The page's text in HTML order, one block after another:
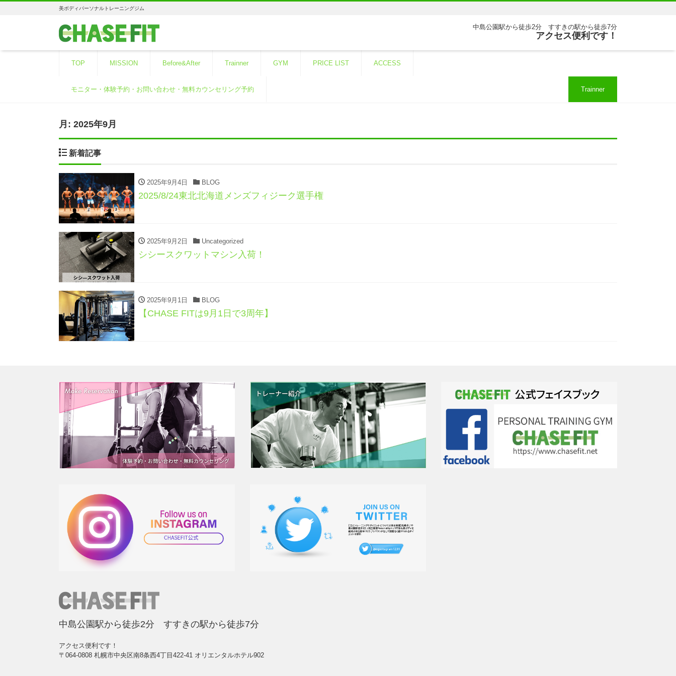
美ボディパーソナルトレーニングジム
中島公園駅から徒歩2分 すすきの駅から徒歩7分
アクセス便利です！
TOP MISSION Before&After Trainner GYM PRICE LIST ACCESS
モニター・体験予約・お問い合わせ・無料カウンセリング予約 Trainner
月: 2025年9月
新着記事
2025年9月4日 BLOG
2025/8/24東北北海道メンズフィジーク選手権
2025年9月2日 Uncategorized
シシースクワットマシン入荷！
2025年9月1日 BLOG
【CHASE FITは9月1日で3周年】
中島公園駅から徒歩2分 すすきの駅から徒歩7分
アクセス便利です！
〒064-0808 札幌市中央区南8条西4丁目422-41 オリエンタルホテル902